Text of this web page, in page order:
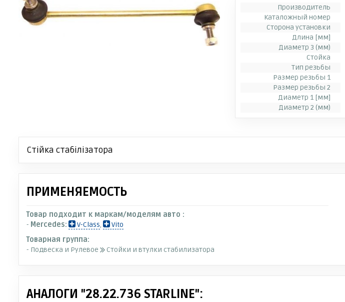
Производитель
Каталожный номер
Сторона установки
Длина [мм]
Диаметр 3 (мм)
Стойка
Тип резьбы
Размер резьбы 1
Размер резьбы 2
Диаметр 1 [мм]
Диаметр 2 (мм)
Стійка стабілізатора
ПРИМЕНЯЕМОСТЬ
Товар подходит к маркам/моделям авто :
- Mercedes: V-Class,
Vito
Товарная группа:
- Подвеска и Рулевое
Стойки и втулки стабилизатора
АНАЛОГИ "28.22.736 STARLINE":